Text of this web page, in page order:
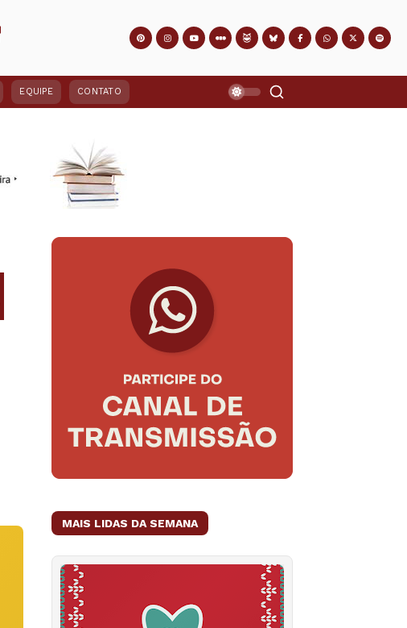
EQUIPE CONTATO
MAIS LIDAS DA SEMANA